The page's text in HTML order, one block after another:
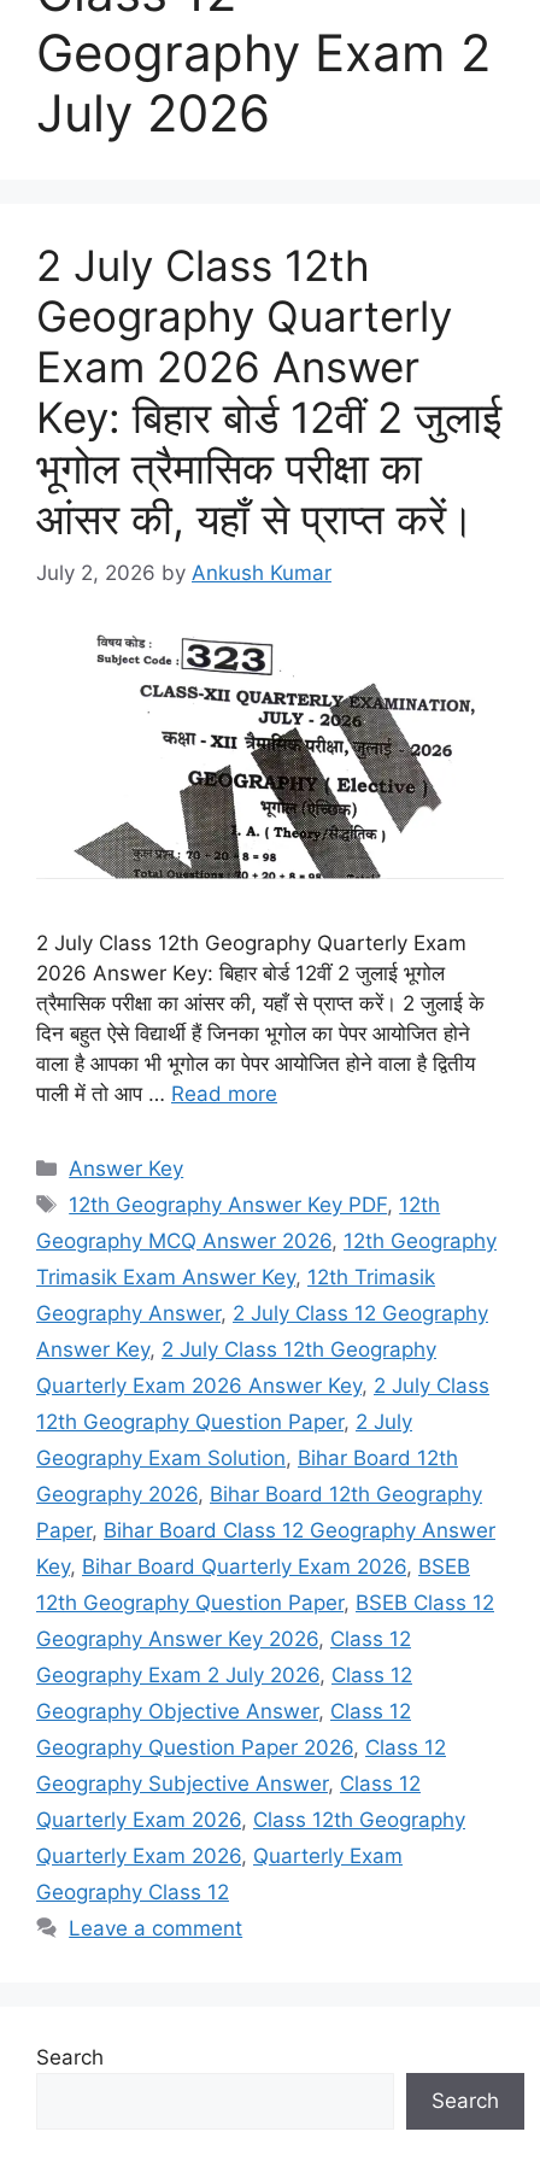
Geography Exam 2
July 2026
2 July Class 12th
Geography Quarterly
Exam 2026 Answer
Key: बिहार बोर्ड 12वीं 2 जुलाई
भूगोल त्रैमासिक परीक्षा का
आंसर की, यहाँ से प्राप्त करें।
July 2, 2026 by Ankush Kumar
2 July Class 12th Geography Quarterly Exam
2026 Answer Key: बिहार बोर्ड 12वीं 2 जुलाई भूगोल
त्रैमासिक परीक्षा का आंसर की, यहाँ से प्राप्त करें। 2 जुलाई के
दिन बहुत ऐसे विद्यार्थी हैं जिनका भूगोल का पेपर आयोजित होने
वाला है आपका भी भूगोल का पेपर आयोजित होने वाला है द्वितीय
पाली में तो आप … Read more
Categories
Answer Key
Tags
12th Geography Answer Key PDF, 12th
Geography MCQ Answer 2026, 12th Geography
Trimasik Exam Answer Key, 12th Trimasik
Geography Answer, 2 July Class 12 Geography
Answer Key, 2 July Class 12th Geography
Quarterly Exam 2026 Answer Key, 2 July Class
12th Geography Question Paper, 2 July
Geography Exam Solution, Bihar Board 12th
Geography 2026, Bihar Board 12th Geography
Paper, Bihar Board Class 12 Geography Answer
Key, Bihar Board Quarterly Exam 2026, BSEB
12th Geography Question Paper, BSEB Class 12
Geography Answer Key 2026, Class 12
Geography Exam 2 July 2026, Class 12
Geography Objective Answer, Class 12
Geography Question Paper 2026, Class 12
Geography Subjective Answer, Class 12
Quarterly Exam 2026, Class 12th Geography
Quarterly Exam 2026, Quarterly Exam
Geography Class 12
Leave a comment
Search
Search